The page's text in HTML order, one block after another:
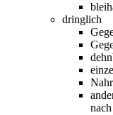
dringlich